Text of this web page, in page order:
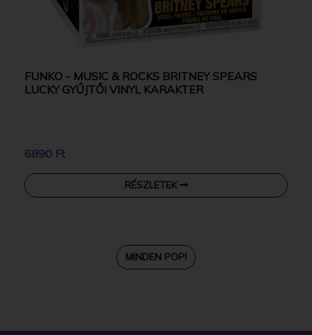
FUNKO - MUSIC & ROCKS BRITNEY SPEARS
LUCKY GYŰJTŐI VINYL KARAKTER
6890 Ft
RÉSZLETEK
MINDEN POP!